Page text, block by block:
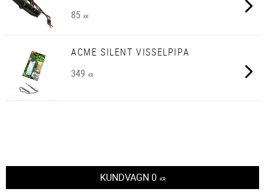
85 KR
ACME SILENT VISSELPIPA
349 KR
KUNDVAGN 0 KR